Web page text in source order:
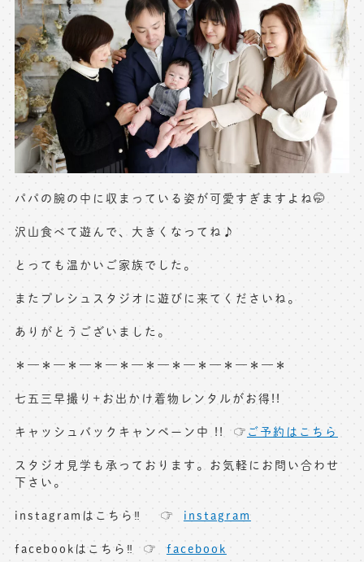
パパの腕の中に収まっている姿が可愛すぎますよね🤭
沢山食べて遊んで、大きくなってね♪
とっても温かいご家族でした。
またプレシュスタジオに遊びに来てくださいね。
ありがとうございました。
＊—＊—＊—＊—＊—＊—＊—＊—＊—＊—＊
七五三早撮り+お出かけ着物レンタルがお得!!
キャッシュバックキャンペーン中 !! ☞ ご予約はこちら
スタジオ見学も承っております。お気軽にお問い合わせ
下さい。
instagramはこちら‼︎ ☞ instagram
facebookはこちら‼︎ ☞ facebook